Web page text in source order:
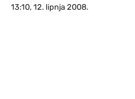
13:10, 12. lipnja 2008.